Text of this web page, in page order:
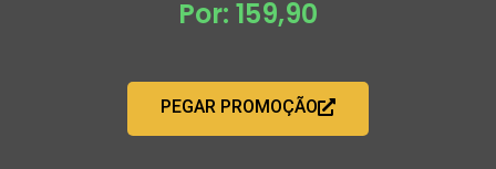
Por: 159,90
PEGAR PROMOÇÃO